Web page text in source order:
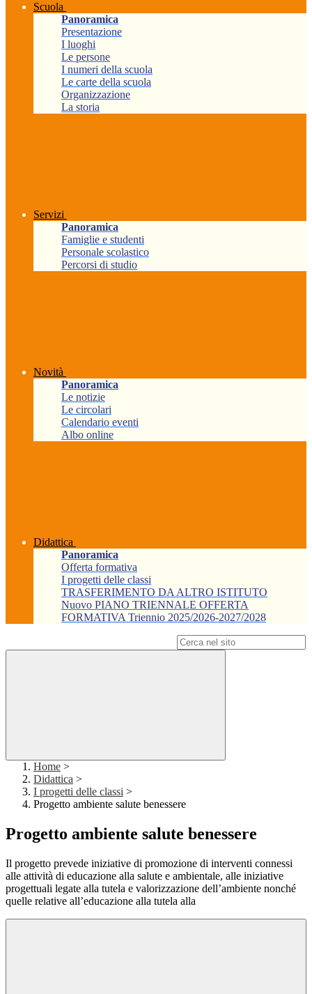
Scuola
Panoramica
Presentazione
I luoghi
Le persone
I numeri della scuola
Le carte della scuola
Organizzazione
La storia
Servizi
Panoramica
Famiglie e studenti
Personale scolastico
Percorsi di studio
Novità
Panoramica
Le notizie
Le circolari
Calendario eventi
Albo online
Didattica
Panoramica
Offerta formativa
I progetti delle classi
TRASFERIMENTO DA ALTRO ISTITUTO
Nuovo PIANO TRIENNALE OFFERTA
FORMATIVA Triennio 2025/2026-2027/2028
Home >
Didattica >
I progetti delle classi >
Progetto ambiente salute benessere
Progetto ambiente salute benessere
Il progetto prevede iniziative di promozione di interventi connessi
alle attività di educazione alla salute e ambientale, alle iniziative
progettuali legate alla tutela e valorizzazione dell’ambiente nonché
quelle relative all’educazione alla tutela alla